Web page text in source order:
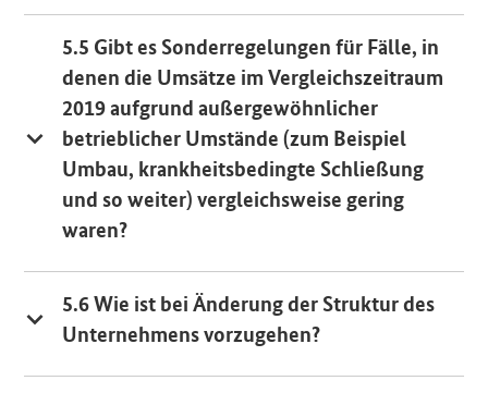
5.5 Gibt es Sonderregelungen für Fälle, in
denen die Umsätze im Vergleichszeitraum
2019 aufgrund außergewöhnlicher
betrieblicher Umstände (zum Beispiel
Umbau, krankheitsbedingte Schließung
und so weiter) vergleichsweise gering
waren?
5.6 Wie ist bei Änderung der Struktur des
Unternehmens vorzugehen?